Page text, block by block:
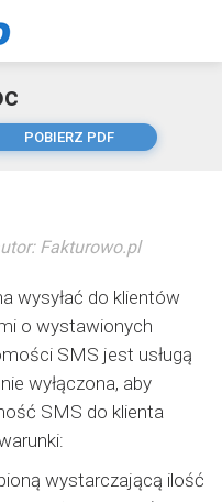
POBIERZ PDF
Fakturowo.pl
wysyłać do klientów
o wystawionych
SMS jest usługą
wyłączona, aby
SMS do klienta
wystarczającą ilość